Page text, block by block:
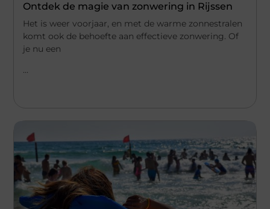
Ontdek de magie van zonwering in Rijssen
Het is weer voorjaar, en met de warme zonnestralen
komt ook de behoefte aan effectieve zonwering. Of
je nu een
...